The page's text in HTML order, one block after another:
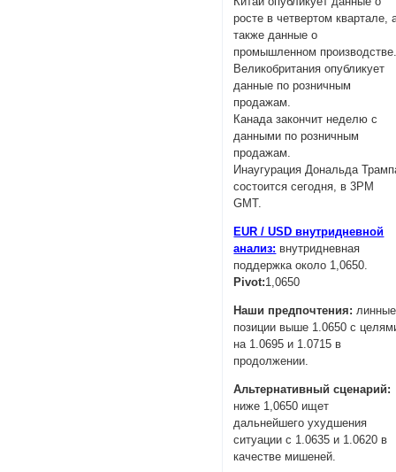
росте в четвертом квартале,
также данные о
промышленном
Великобритания опубликует
данные по розничным
продажам.
Канада закончит неделю с
данными по розничным
продажам.
Инаугурация Дональда
состоится сегодня, в 3PM
GMT.
EUR / USD внутридневной
анализ: внутридневная
поддержка около 1,0650.
Pivot:1,0650
Наши предпочтения: линные
позиции выше 1.0650 с
на 1.0695 и 1.0715 в
продолжении.
Альтернативный сценарий:
ниже 1,0650 ищет
дальнейшего ухудшения
ситуации с 1.0635 и 1.0620 в
качестве мишеней.